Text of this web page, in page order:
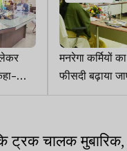
रवैया
मनरेगा कर्मियों
फीसदी बढ़ाया
पांडेय सिंह
ट्रक चालक